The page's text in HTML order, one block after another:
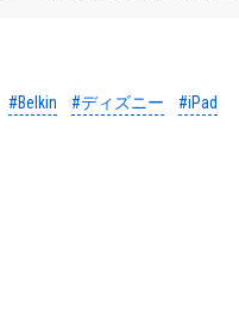
#Belkin #ディズニー #iPad